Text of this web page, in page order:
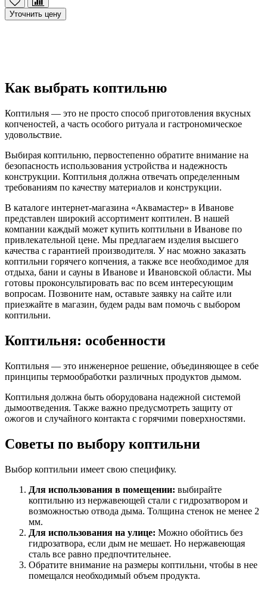
Уточнить цену
Как выбрать коптильню
Коптильня — это не просто способ приготовления вкусных
копченостей, а часть особого ритуала и гастрономическое
удовольствие.
Выбирая коптильню, первостепенно обратите внимание на
безопасность использования устройства и надежность
конструкции. Коптильня должна отвечать определенным
требованиям по качеству материалов и конструкции.
В каталоге интернет-магазина «Аквамастер» в Иванове
представлен широкий ассортимент коптилен. В нашей
компании каждый может купить коптильни в Иванове по
привлекательной цене. Мы предлагаем изделия высшего
качества с гарантией производителя. У нас можно заказать
коптильни горячего копчения, а также все необходимое для
отдыха, бани и сауны в Иванове и Ивановской области. Мы
готовы проконсультировать вас по всем интересующим
вопросам. Позвоните нам, оставьте заявку на сайте или
приезжайте в магазин, будем рады вам помочь с выбором
коптильни.
Коптильня: особенности
Коптильня — это инженерное решение, объединяющее в себе
принципы термообработки различных продуктов дымом.
Коптильня должна быть оборудована надежной системой
дымоотведения. Также важно предусмотреть защиту от
ожогов и случайного контакта с горячими поверхностями.
Советы по выбору коптильни
Выбор коптильни имеет свою специфику.
Для использования в помещении: выбирайте
коптильню из нержавеющей стали с гидрозатвором и
возможностью отвода дыма. Толщина стенок не менее 2
мм.
Для использования на улице: Можно обойтись без
гидрозатвора, если дым не мешает. Но нержавеющая
сталь все равно предпочтительнее.
Обратите внимание на размеры коптильни, чтобы в нее
помещался необходимый объем продукта.